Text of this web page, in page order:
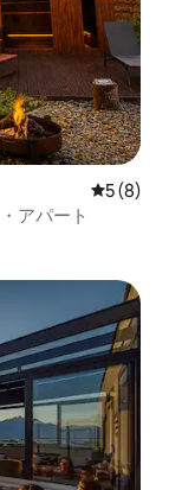
レビュー
5 (8)
アパート